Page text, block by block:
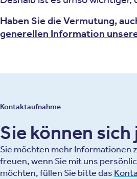
Haben Sie die Vermutung,
generellen Information
Kontaktaufnahme
Sie können
Sie möchten mehr Informationen
freuen, wenn Sie mit uns
möchten, füllen Sie bitte das